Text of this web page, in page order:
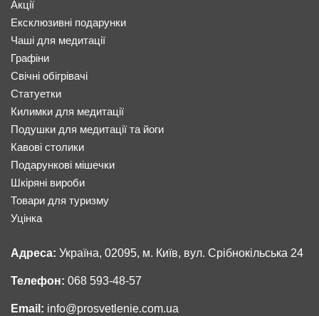
Акції
Ексклюзивні подарунки
Чаші для медитації
Графіни
Свічні обігрівачі
Статуетки
Килимки для медитації
Подушки для медитації та йоги
Кавові столики
Подарункові мішечки
Шкіряні вироби
Товари для туризму
Уцінка
Адреса: Україна, 02095, м. Київ, вул. Срібнокільська 24
Телефон: 068 593-48-57
Email: info@prosvetlenie.com.ua